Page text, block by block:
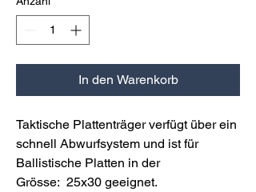
In den Warenkorb
Taktische Plattenträger verfügt über ein
schnell Abwurfsystem und ist für
Ballistische Platten in der
Grösse: 25x30 geeignet.